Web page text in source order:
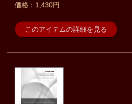
価格：1,430円
このアイテムの詳細を見る